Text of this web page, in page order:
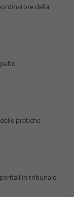
della
pratiche
peritali in tribunale